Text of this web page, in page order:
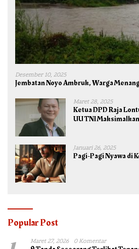
Desember 10, 2025
Jembatan Noyo Ambruk, Warga
Maret 28, 2025
Ketua DPD Raja
UU TNI
Januari 26, 2025
Pagi-Pagi Nyawa di
Popular Post
Maret 27, 2026 0 Komentar